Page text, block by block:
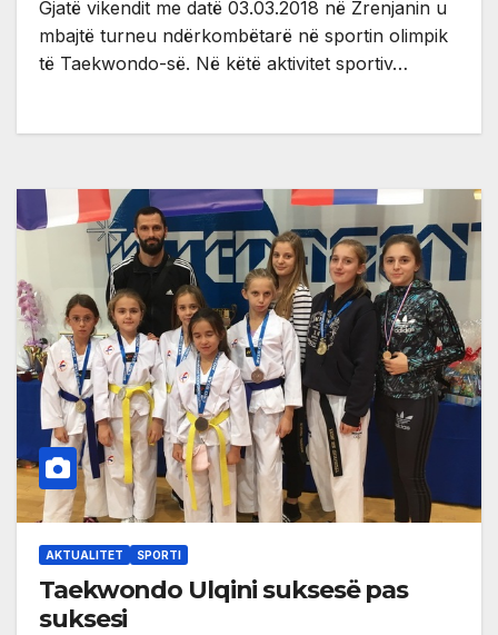
Gjatë vikendit me datë 03.03.2018 në Zrenjanin u
mbajtë turneu ndërkombëtarë në sportin olimpik
të Taekwondo-së. Në këtë aktivitet sportiv…
AKTUALITET SPORTI
Taekwondo Ulqini suksesë pas
suksesi